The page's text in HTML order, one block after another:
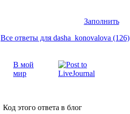
Заполнить
Все ответы для dasha_konovalova (126)
В мой
мир
Код этого ответа в блог